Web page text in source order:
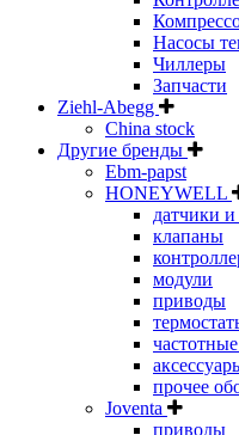
Насосы
Чиллеры
Запчасти
Ziehl-Abegg
China stock
Другие бренды
Ebm-papst
HONEYWELL
датчики и
клапаны
модули
приводы
прочее
Joventa
приводы